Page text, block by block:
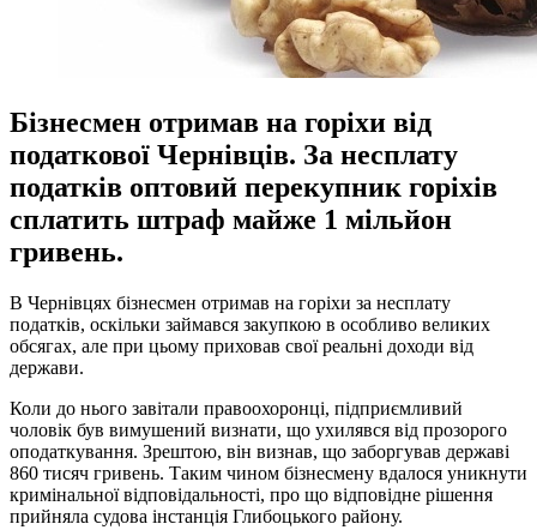
Бізнесмен отримав на горіхи від
податкової Чернівців. За несплату
податків оптовий перекупник горіхів
сплатить штраф майже 1 мільйон
гривень.
В Чернівцях бізнесмен отримав на горіхи за несплату
податків, оскільки займався закупкою в особливо великих
обсягах, але при цьому приховав свої реальні доходи від
держави.
Коли до нього завітали правоохоронці, підприємливий
чоловік був вимушений визнати, що ухилявся від прозорого
оподаткування. Зрештою, він визнав, що заборгував державі
860 тисяч гривень. Таким чином бізнесмену вдалося уникнути
кримінальної відповідальності, про що відповідне рішення
прийняла судова інстанція Глибоцького району.